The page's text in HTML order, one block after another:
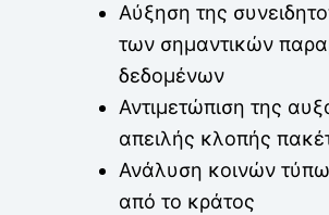
Αύξηση της
των σημαντικών
δεδομένων
Αντιμετώπιση της
απειλής κλοπής
Ανάλυση κοινών
από το κράτος